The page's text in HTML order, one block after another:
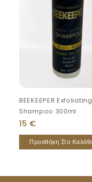
BEEKEEPER Exfoliating
Shampoo 300ml
15 €
Προσθήκη Στο Καλάθι